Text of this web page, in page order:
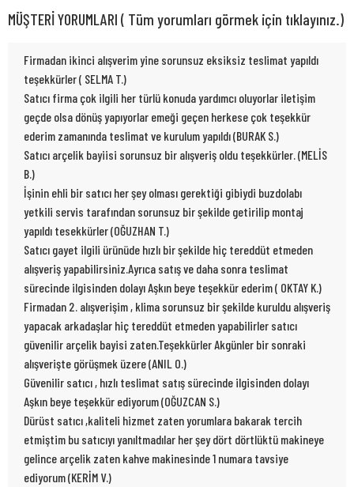
MÜŞTERİ YORUMLARI ( Tüm yorumları görmek için tıklayınız.)
Firmadan ikinci alışverim yine sorunsuz eksiksiz teslimat yapıldı
teşekkürler ( SELMA T.)
Satıcı firma çok ilgili her türlü konuda yardımcı oluyorlar iletişim
geçde olsa dönüş yapıyorlar emeği geçen herkese çok teşekkür
ederim zamanında teslimat ve kurulum yapıldı (BURAK S.)
Satıcı arçelik bayiisi sorunsuz bir alışveriş oldu teşekkürler. (MELİS
B.)
İşinin ehli bir satıcı her şey olması gerektiği gibiydi buzdolabı
yetkili servis tarafından sorunsuz bir şekilde getirilip montaj
yapıldı tesekkürler (OĞUZHAN T.)
Satıcı gayet ilgili ürünüde hızlı bir şekilde hiç tereddüt etmeden
alışveriş yapabilirsiniz.Ayrıca satış ve daha sonra teslimat
sürecinde ilgisinden dolayı Aşkın beye teşekkür ederim ( OKTAY K.)
Firmadan 2. alışverişim , klima sorunsuz bir şekilde kuruldu alışveriş
yapacak arkadaşlar hiç tereddüt etmeden yapabilirler satıcı
güvenilir arçelik bayisi zaten.Teşekkürler Akgünler bir sonraki
alışverişte görüşmek üzere (ANIL O.)
Güvenilir satıcı , hızlı teslimat satış sürecinde ilgisinden dolayı
Aşkın beye teşekkür ediyorum (OĞUZCAN S.)
Dürüst satıcı ,kaliteli hizmet zaten yorumlara bakarak tercih
etmiştim bu satıcıyı yanıltmadılar her şey dört dörtlüktü makineye
gelince arçelik zaten kahve makinesinde 1 numara tavsiye
ediyorum (KERİM V.)